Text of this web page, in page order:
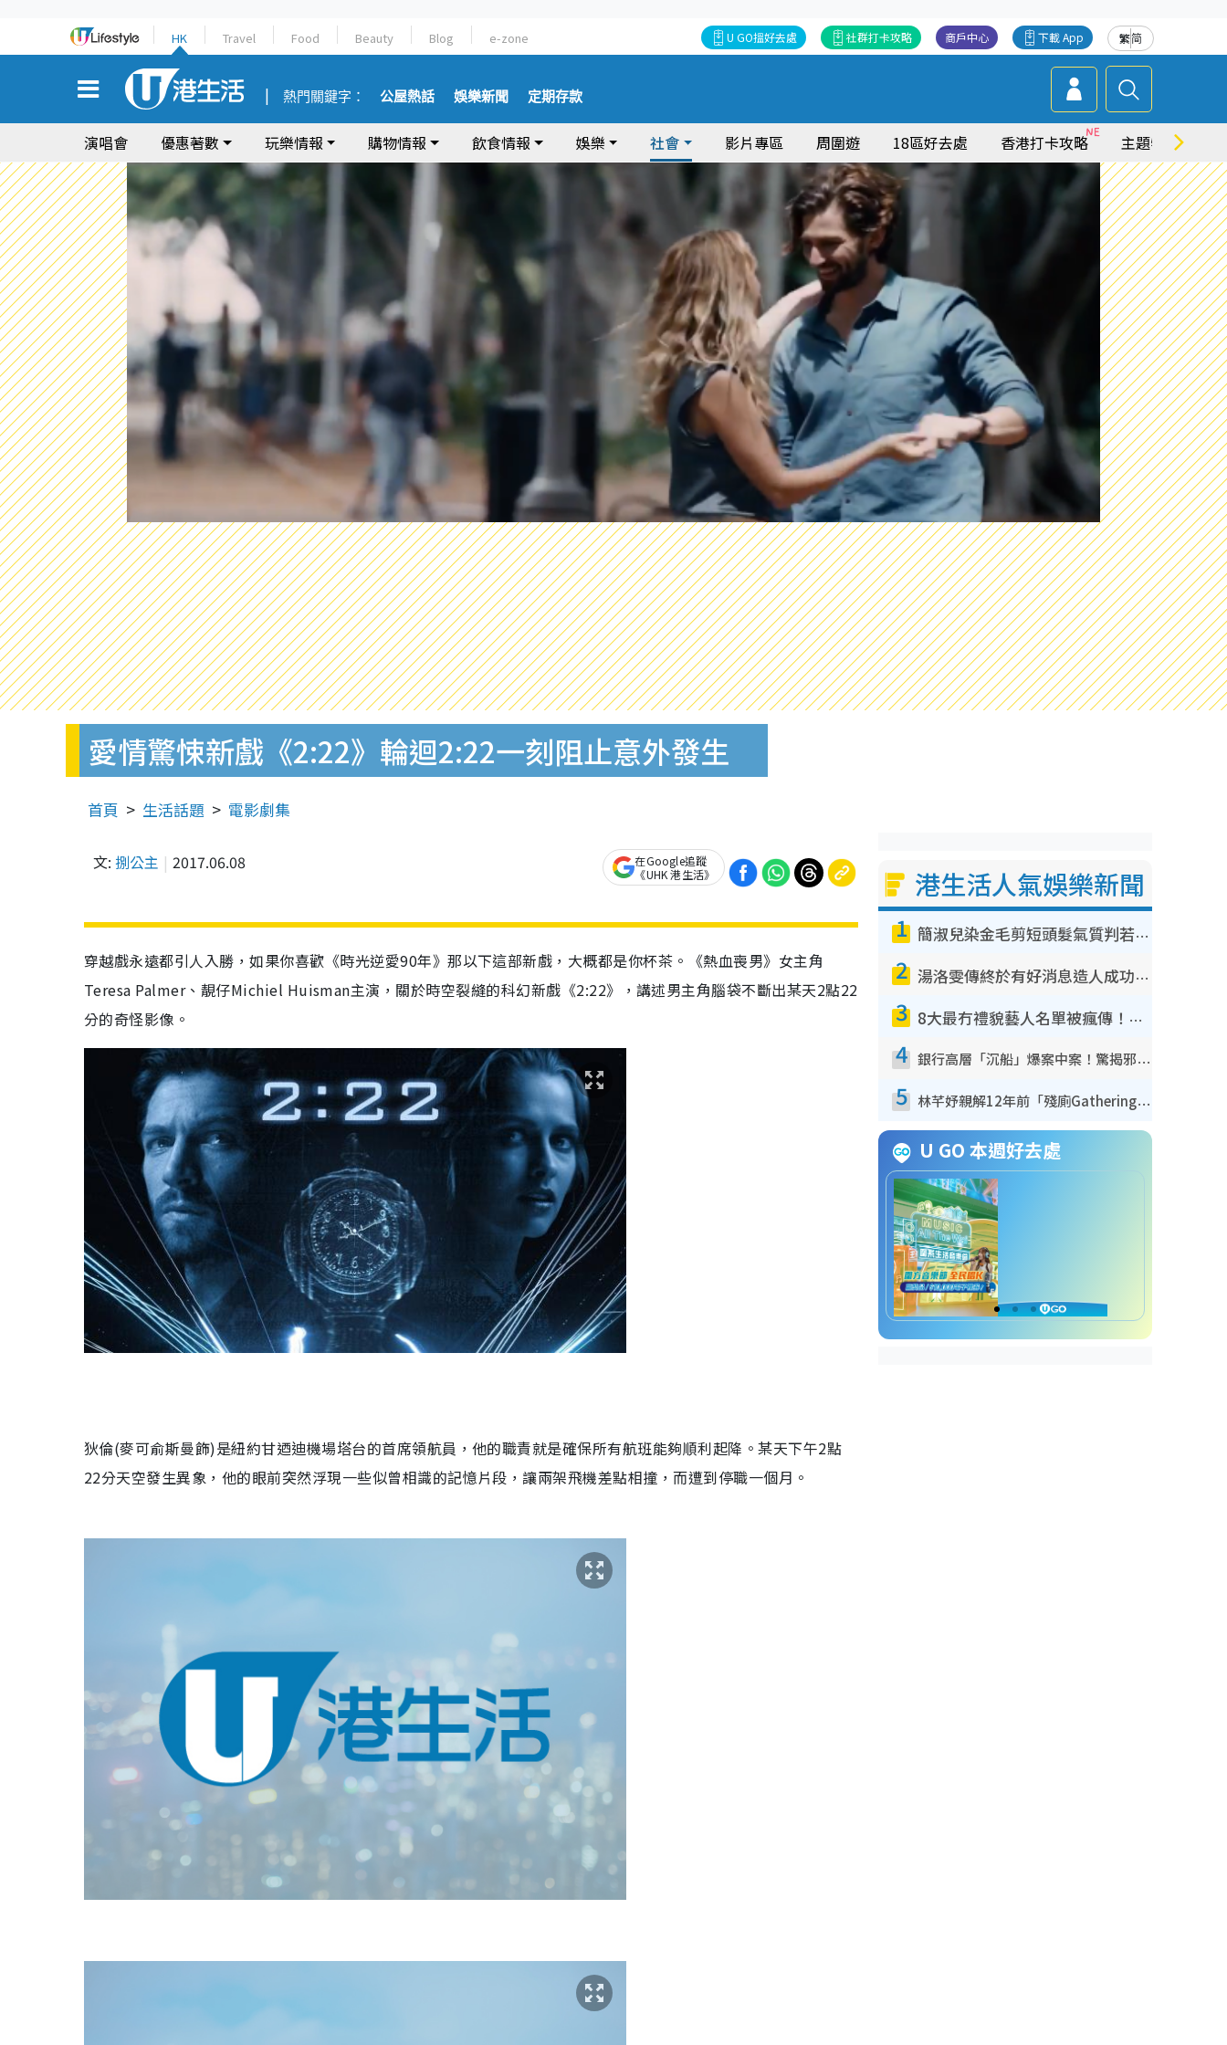
HK Travel Food Beauty Blog e-zone 繁简
下載 App
商戶中心
社群打卡攻略
U GO搵好去處
熱門關鍵字： 公屋熱話 娛樂新聞 定期存款
演唱會 優惠著數 玩樂情報 購物情報 飲食情報 娛樂 社會 影片專區 周圍遊 18區好去處 香港打卡攻略 主題特集
愛情驚悚新戲《2:22》輪迴2:22一刻阻止意外發生
首頁 生活話題 電影劇集
文: 捌公主 2017.06.08
在Google追蹤
《UHK 港生活》
穿越戲永遠都引人入勝，如果你喜歡《時光逆愛90年》那以下這部新戲，大概都是你杯茶。《熱血喪男》女主角
Teresa Palmer、靚仔Michiel Huisman主演，關於時空裂縫的科幻新戲《2:22》，講述男主角腦袋不斷出某天2點22
分的奇怪影像。
狄倫(麥可俞斯曼飾)是紐約甘迺迪機場塔台的首席領航員，他的職責就是確保所有航班能夠順利起降。某天下午2點
22分天空發生異象，他的眼前突然浮現一些似曾相識的記憶片段，讓兩架飛機差點相撞，而遭到停職一個月。
港生活人氣娛樂新聞
1 簡淑兒染金毛剪短頭髮氣質判若兩人！嚇壞老公麥大力都認唔出：「你做咩事？」
2 湯洛雯傳終於有好消息造人成功！兩大細節曝孕味極濃惹猜測：大肚婆先會咁！
3 8大最冇禮貌藝人名單被瘋傳！網民揭發明星真面目 一致數臭呢位係無品天花板？
4 銀行高層「沉船」爆案中案！驚揭邪教洗腦操控賣淫被吞600萬 幕後黑手講多錯多
5 林芊妤親解12年前「殘廁Gathering」真相！高層解約一句話重創尊嚴至今拒返TVB
U GO 本週好去處